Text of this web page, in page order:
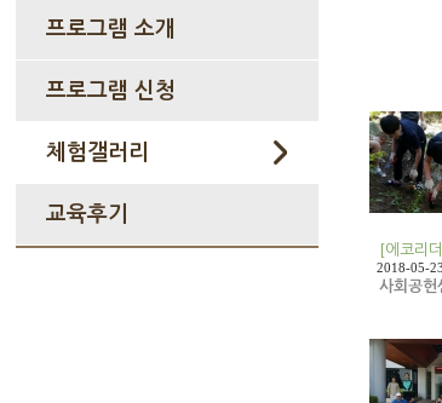
프로그램 소개
프로그램 신청
체험갤러리
교육후기
[에코리
2018-05-
사회공헌